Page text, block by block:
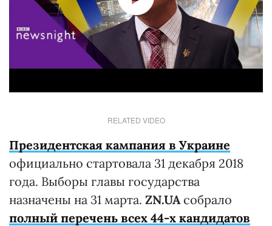
RELATED VIDEO
Президентская кампания в Украине
официально стартовала 31 декабря 2018
года. Выборы главы государства
назначены на 31 марта. ZN.UAсобрало
полный перечень всех 44-х кандидатов